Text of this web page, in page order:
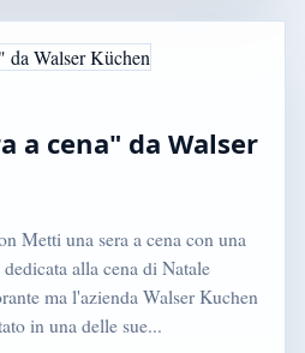
a cena" da Walser
Metti una sera a cena con una
alla cena di Natale
ma l'azienda Walser Kuchen
in una delle sue...